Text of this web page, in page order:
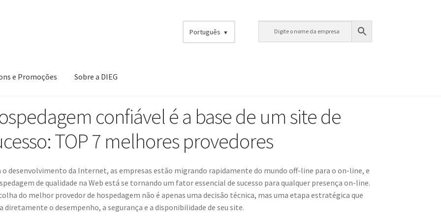
Português
e Promoções Sobre a DIEG
confiável é a base de um site de
TOP 7 melhores provedores
o desenvolvimento da Internet, as empresas estão migrando rapidamente do mundo off-line para o on-line, e
de qualidade na Web está se tornando um fator essencial de sucesso para qualquer presença on-line.
do melhor provedor de hospedagem não é apenas uma decisão técnica, mas uma etapa estratégica que
diretamente o desempenho, a segurança e a disponibilidade de seu site.